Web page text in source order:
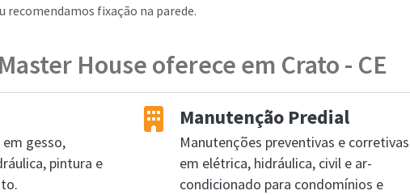
fixação na parede.
House oferece em Crato - CE
gesso,
pintura e
Manutenção Predial
Manutenções preventivas e corretivas
em elétrica, hidráulica, civil e ar-
condicionado para condomínios e